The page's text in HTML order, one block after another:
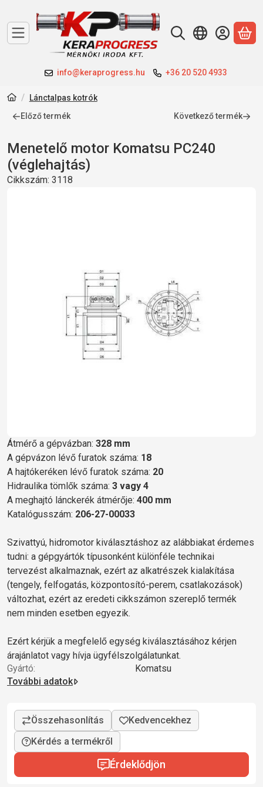
info@keraprogress.hu +36 20 520 4933
A
Lánctalpas kotrók
Előző termék
Következő termék
Menetelő motor Komatsu PC240
(véglehajtás)
Cikkszám: 3118
Átmérő a gépvázban: 328 mm
A gépvázon lévő furatok száma: 18
A hajtókeréken lévő furatok száma: 20
Hidraulika tömlők száma: 3 vagy 4
A meghajtó lánckerék átmérője: 400 mm
Katalógusszám: 206-27-00033
Szivattyú, hidromotor kiválasztáshoz az alábbiakat érdemes
tudni: a gépgyártók típusonként különféle technikai
tervezést alkalmaznak, ezért az alkatrészek kialakítása
(tengely, felfogatás, központosító-perem, csatlakozások)
változhat, ezért az eredeti cikkszámon szereplő termék
nem minden esetben egyezik.
Ezért kérjük a megfelelő egység kiválasztásához kérjen
árajánlatot vagy hívja ügyfélszolgálatunkat.
Gyártó:
Komatsu
További adatok
Kérdés a termékről
Érdeklődjön